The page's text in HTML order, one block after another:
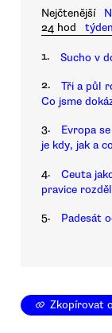
Nejčtenější
24 hod
týden
1. Sucho v
2.
Tři a půl
Co jsme
3.
Evropa
je kdy, jak a
4.
Ceuta
pravice
5. Padesát
Zkopírovat